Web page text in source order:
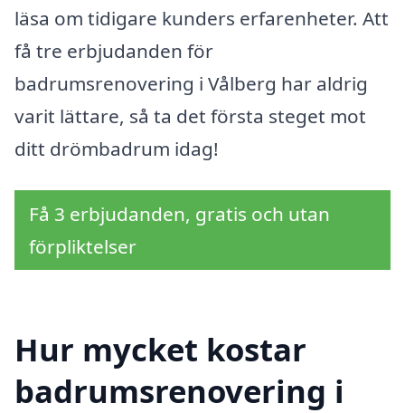
läsa om tidigare kunders erfarenheter. Att
få tre erbjudanden för
badrumsrenovering i Vålberg har aldrig
varit lättare, så ta det första steget mot
ditt drömbadrum idag!
Få 3 erbjudanden, gratis och utan
förpliktelser
Hur mycket kostar
badrumsrenovering i